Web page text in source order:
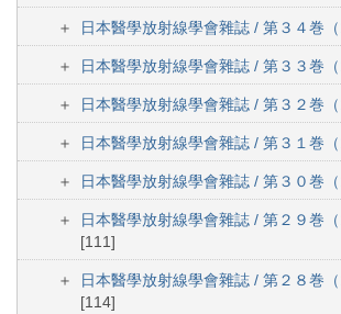
日本醫學放射線學會雜誌 / 第３４巻（
日本醫學放射線學會雜誌 / 第３３巻（
日本醫學放射線學會雜誌 / 第３２巻（
日本醫學放射線學會雜誌 / 第３１巻
日本醫學放射線學會雜誌 / 第３０巻
日本醫學放射線學會雜誌 / 第２９巻（
[111]
日本醫學放射線學會雜誌 / 第２８巻（
[114]